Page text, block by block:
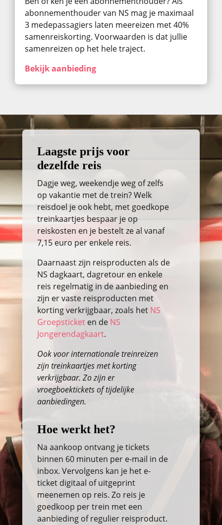
abonnementhouder van NS mag je maximaal
3 medepassagiers laten meereizen met 40%
samenreiskorting. Voorwaarden is dat jullie
samenreizen op het hele traject.
Bekijk aanbieding
Laagste prijs voor
dezelfde reis
Dagje weg, weekendje weg of zelfs
op vakantie met de trein? Welk
reisdoel je ook hebt, met goedkope
treinkaartjes bespaar je op
reiskosten en je bestelt ze al vanaf
7,15 euro per enkele reis.
Daarnaast zijn reisproducten als de
NS dagkaart, dagretour en enkele
reis regelmatig in de aanbieding en
zijn er vaste reisproducten met
korting verkrijgbaar, zoals het NS
Groepsticketen de NS
Jongerendagkaart.
Ook voor internationale treinreizen
zijn treinkaartjes met korting
verkrijgbaar. Zo zijn er
vroegboektickets of tijdelijke
aanbiedingen.
Hoe werkt het?
Na aankoop ontvang je tickets
binnen 60 minuten per e-mail in de
inbox. Vervolgens kan je het e-
ticket digitaal of uitgeprint
meenemen op reis. Zo reis je
goedkoop per trein met een
aanbieding of regulier reisproduct.